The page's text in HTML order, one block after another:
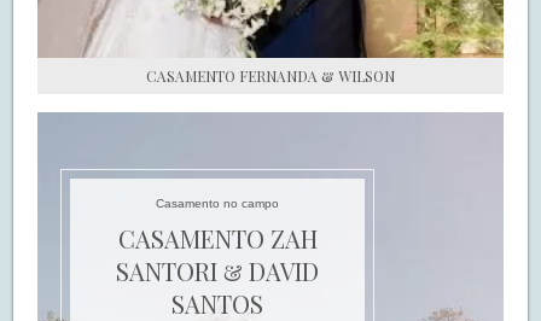
CASAMENTO FERNANDA & WILSON
Casamento no campo
CASAMENTO ZAH
SANTORI & DAVID
SANTOS